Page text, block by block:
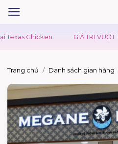
Chicken. GIÁ TRỊ VƯỢT TRỘI
Trang chủ Danh sách gian hàng